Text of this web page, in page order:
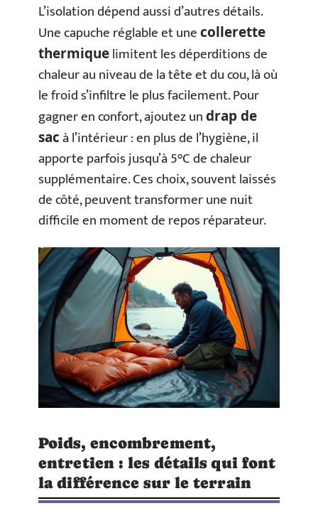
L’isolation dépend aussi d’autres détails.
Une capuche réglable et unecollerette
thermiquelimitent les déperditions de
chaleur au niveau de la tête et du cou, là où
le froid s’infiltre le plus facilement. Pour
gagner en confort, ajoutez undrap de
sacà l’intérieur : en plus de l’hygiène, il
apporte parfois jusqu’à 5°C de chaleur
supplémentaire. Ces choix, souvent laissés
de côté, peuvent transformer une nuit
difficile en moment de repos réparateur.
Poids, encombrement,
entretien : les détails qui font
la différence sur le terrain